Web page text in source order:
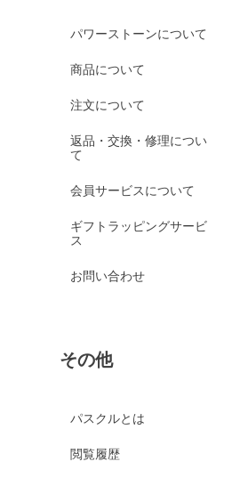
ガーネット
オレンジガーネット
グリーンガーネット
クイーンコンクシェル
ブルークォーツァイト
クリスタル各種
クリスタル（本水晶）
パワーストーンについて
商品について
注文について
返品・交換・修理につい
て
会員サービスについて
ギフトラッピングサービ
ス
お問い合わせ
その他
パスクルとは
閲覧履歴